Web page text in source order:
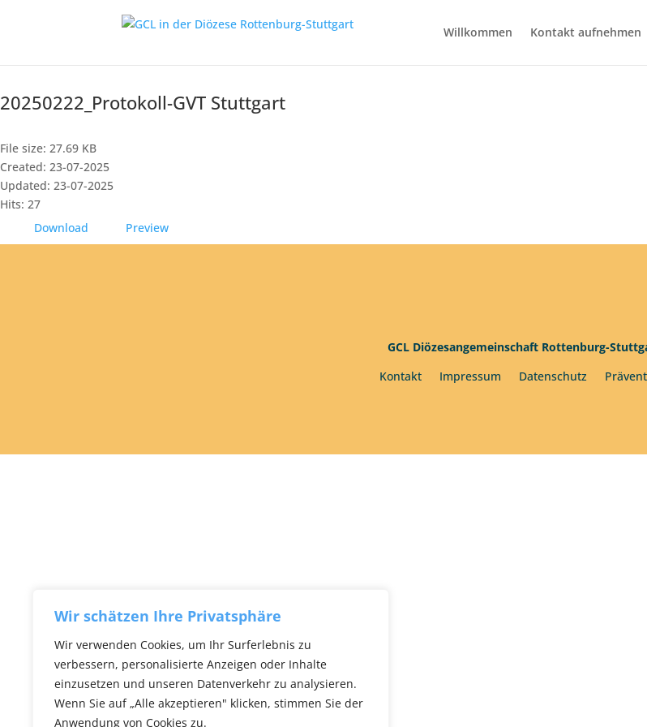
Wir schätzen Ihre Privatsphäre
Wir verwenden Cookies, um Ihr Surferlebnis zu
verbessern, personalisierte Anzeigen oder Inhalte
einzusetzen und unseren Datenverkehr zu analysieren.
Wenn Sie auf „Alle akzeptieren" klicken, stimmen Sie der
Anwendung von Cookies zu.
Willkommen Kontakt aufnehmen
20250222_Protokoll-GVT Stuttgart
File size: 27.69 KB
Created: 23-07-2025
Updated: 23-07-2025
Hits: 27
Download
Preview
GCL Diözesangemeinschaft Rottenburg-
Kontakt
Impressum Datenschutz